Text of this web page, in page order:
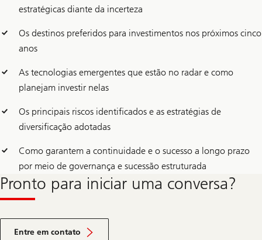
estratégicas diante da incerteza
Os destinos preferidos para investimentos nos próximos cinco
anos
As tecnologias emergentes que estão no radar e como
planejam investir nelas
Os principais riscos identificados e as estratégias de
diversificação adotadas
Como garantem a continuidade e o sucesso a longo prazo
por meio de governança e sucessão estruturada
Pronto para iniciar uma conversa?
Entre em contato